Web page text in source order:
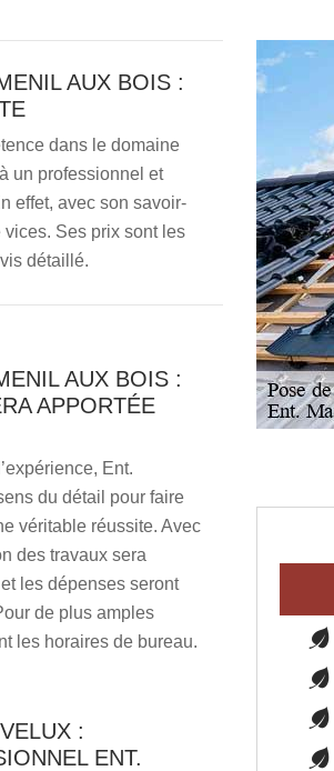
AUX BOIS :
dans le domaine
un professionnel et
effet, avec son savoir-
Ses prix sont les
détaillé.
AUX BOIS :
APPORTÉE
Ent.
du détail pour faire
véritable réussite. Avec
des travaux sera
les dépenses seront
de plus amples
les horaires de bureau.
:
ENT.